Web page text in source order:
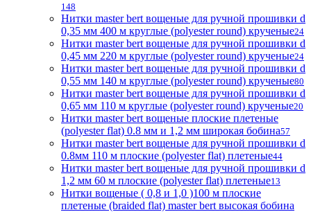
148
Нитки master bert вощеные для ручной прошивки d
0,35 мм 400 м круглые (polyester round) крученые24
Нитки master bert вощеные для ручной прошивки d
0,45 мм 220 м круглые (polyester round) крученые24
Нитки master bert вощеные для ручной прошивки d
0,55 мм 140 м круглые (polyester round) крученые80
Нитки master bert вощеные для ручной прошивки d
0,65 мм 110 м круглые (polyester round) крученые20
Нитки master bert вощеные плоские плетеные
(polyester flat) 0.8 мм и 1,2 мм широкая бобина57
Нитки master bert вощеные для ручной прошивки d
0.8мм 110 м плоские (polyester flat) плетеные44
Нитки master bert вощеные для ручной прошивки d
1,2 мм 60 м плоские (polyester flat) плетеные13
Нитки вощеные ( 0,8 и 1,0 )100 м плоские
плетеные (braided flat) master bert высокая бобина